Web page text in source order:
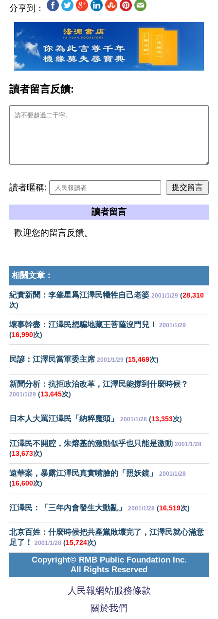
分享到：
讀者留言反饋:
讀者暱稱:
讀者留言
歡迎您的留言反饋。
相關文章：
紀實新聞：李肇星爲江澤民犧牲自己老婆 2001/1/29 (28,310
次)
壞事幹盡：江澤民想騙地藏王菩薩沒門兒！ 2001/1/29
(16,990次)
民諺：江澤民當軍委主席 2001/1/29 (15,469次)
新聞分析：抗拒政治改革，江澤民能撐到什麼時候？
2001/1/29 (13,645次)
日本人大罵江澤民「納粹魔頭」 2001/1/28 (13,353次)
江澤民不開腔，朱熔基的激動似乎也只能是激動 2001/1/28
(13,673次)
遠華案，暴露江澤民真實嘴臉的「照妖鏡」 2001/1/28
(16,600次)
江澤民：「三年內會發生大動亂」 2001/1/28 (16,519次)
北京百姓：什麼時候把共產黨敗壞完了，江澤民就心滿意
足了！
2001/1/28 (15,724次)
Copyright© RMB Public Foundation Inc.
All Rights Reserved
人民報網站服務條款
關於我們